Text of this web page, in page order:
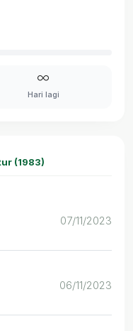
Hari lagi
(1983)
07/11/2023
06/11/2023